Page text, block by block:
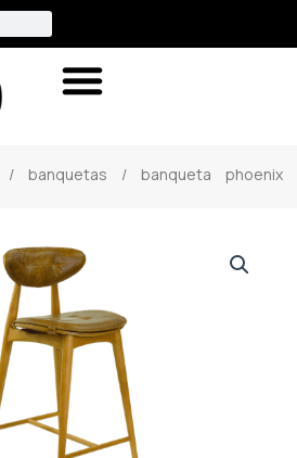
/ banquetas / banqueta phoenix